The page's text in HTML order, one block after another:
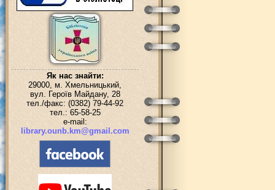
Як нас знайти:
29000, м. Хмельницький,
вул. Героїв Майдану, 28
тел./факс: (0382) 79-44-92
тел.: 65-58-25
e-mail:
library.ounb.km@gmail.com